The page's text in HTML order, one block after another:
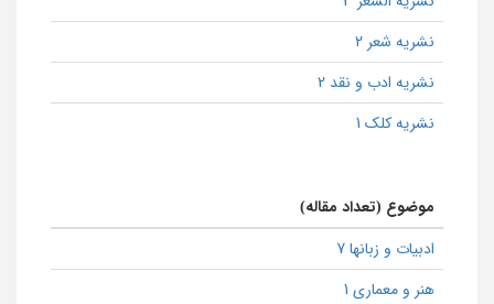
نشریه شعر 2
نشریه ادب و نقد 2
نشریه کلک 1
موضوع (تعداد مقاله)
ادبیات و زبانها 7
هنر و معماری 1